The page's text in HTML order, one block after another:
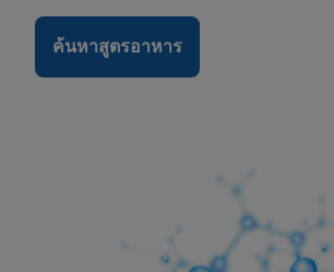
ค้นหาสูตรอาหาร